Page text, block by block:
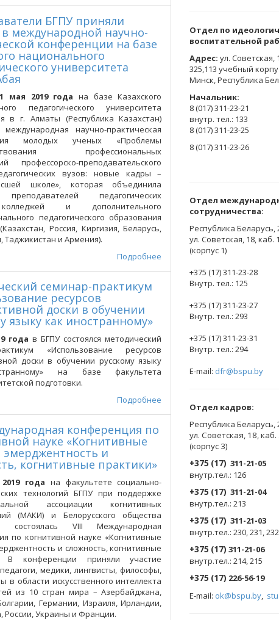
БГПУ приняли
в международной научно-
конференции на базе
национального
университета
мая 2019 года на базе Казахского
педагогического университета
в г. Алматы (Республика Казахстан)
международная научно-практическая
молодых ученых «Проблемы
профессиональных
профессорско-преподавательского
вузов: новые кадры –
школе», которая объединила
педагогических
и дополнительного
педагогического образования
Россия, Киргизия, Беларусь,
Таджикистан и Армения).
Подробнее
семинар-практикум
ресурсов
доски в обучении
языку как иностранному»
года в БГПУ состоялся методический
«Использование ресурсов
доски в обучении русскому языку
на базе факультета
подготовки.
Подробнее
конференция по
науке «Когнитивные
эмерджентность и
когнитивные практики»
года на факультете социально-
технологий БГПУ при поддержке
ассоциации когнитивных
(МАКИ) и Белорусского общества
состоялась VIII Международная
по когнитивной науке «Когнитивные
и сложность, когнитивные
В конференции приняли участие
медики, лингвисты, философы,
в области искусственного интеллекта
из 10 стран мира – Азербайджана,
Германии, Израиля, Ирландии,
России, Украины и Франции.
Отдел по
воспитательной
Адрес:ул. Советская,
325,113 учебный
Минск, Республика
Начальник:
8 (017) 311-23-21
внутр. тел.: 133
8 (017) 311-23-25
8 (017) 311-23-26
Отдел
сотрудничества:
Республика Беларусь,
ул. Советская, 18, каб.
(корпус 1)
+375 (17) 311-23-28
Внутр. тел.: 125
+375 (17) 311-23-27
Внутр. тел.: 293
+375 (17) 311-23-31
Внутр. тел.: 294
E-mail: dfr@bspu.by
Отдел кадров:
Республика Беларусь,
ул. Советская, 18,
(корпус 3)
+375 (17) 311-21-05
внутр.тел.: 126
+375 (17) 311-21-04
внутр.тел.: 213
+375 (17) 311-21-03
внутр.тел.: 230, 231, 232
+375 (17) 311-21-06
внутр.тел.: 214, 215
+375 (17) 226-56-19
E-mail: ok@bspu.by,